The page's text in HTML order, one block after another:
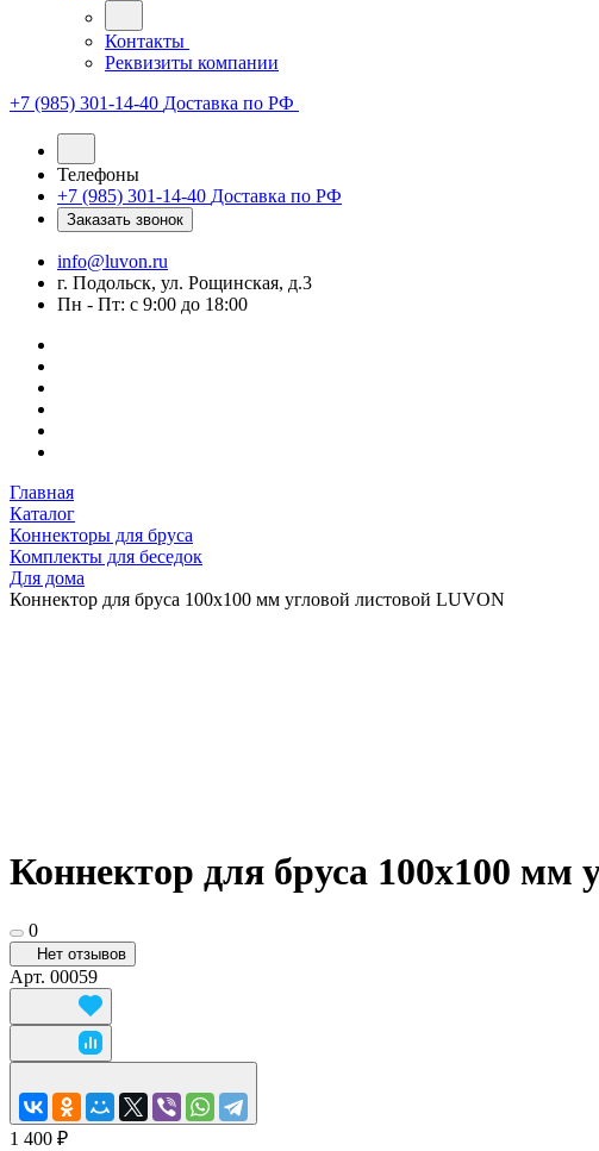
Контакты
Реквизиты компании
+7 (985) 301-14-40 Доставка по РФ
Телефоны
+7 (985) 301-14-40 Доставка по РФ
Заказать звонок
info@luvon.ru
г. Подольск, ул. Рощинская, д.3
Пн - Пт: с 9:00 до 18:00
Главная
Каталог
Коннекторы для бруса
Комплекты для беседок
Для дома
Коннектор для бруса 100х100 мм угловой листовой LUVON
Коннектор для бруса 100х100 мм
0
Нет отзывов
Арт. 00059
1 400 ₽